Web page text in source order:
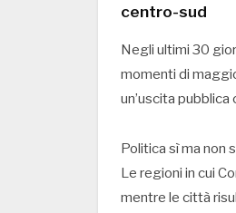
centro-sud
Negli ultimi 30
momenti di
un’uscita pubblica
Politica sì ma non
Le regioni in cui
mentre le città